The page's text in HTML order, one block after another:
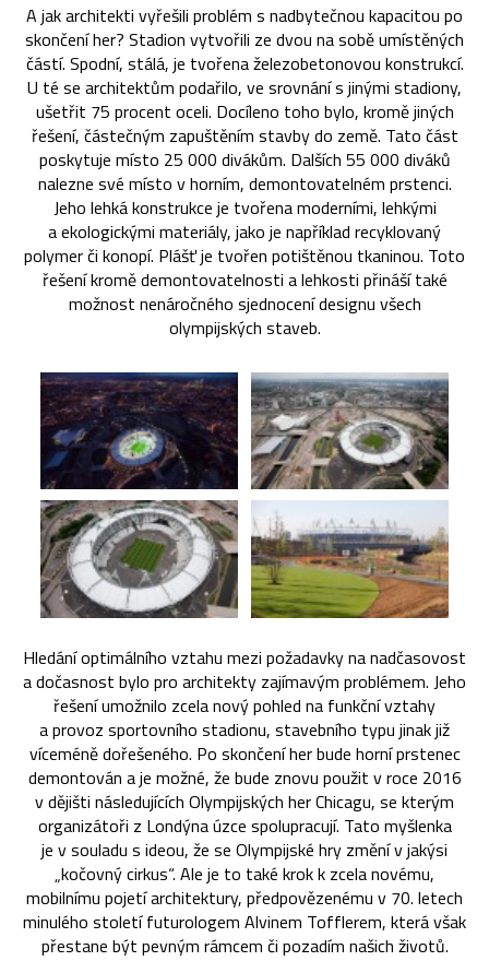
A jak architekti vyřešili problém s nadbytečnou kapacitou po
skončení her? Stadion vytvořili ze dvou na sobě umístěných
částí. Spodní, stálá, je tvořena železobetonovou konstrukcí.
U té se architektům podařilo, ve srovnání s jinými stadiony,
ušetřit 75 procent oceli. Docíleno toho bylo, kromě jiných
řešení, částečným zapuštěním stavby do země. Tato část
poskytuje místo 25 000 divákům. Dalších 55 000 diváků
nalezne své místo v horním, demontovatelném prstenci.
Jeho lehká konstrukce je tvořena moderními, lehkými
a ekologickými materiály, jako je například recyklovaný
polymer či konopí. Plášť je tvořen potištěnou tkaninou. Toto
řešení kromě demontovatelnosti a lehkosti přináší také
možnost nenáročného sjednocení designu všech
olympijských staveb.
Hledání optimálního vztahu mezi požadavky na nadčasovost
a dočasnost bylo pro architekty zajímavým problémem. Jeho
řešení umožnilo zcela nový pohled na funkční vztahy
a provoz sportovního stadionu, stavebního typu jinak již
víceméně dořešeného. Po skončení her bude horní prstenec
demontován a je možné, že bude znovu použit v roce 2016
v dějišti následujících Olympijských her Chicagu, se kterým
organizátoři z Londýna úzce spolupracují. Tato myšlenka
je v souladu s ideou, že se Olympijské hry změní v jakýsi
„kočovný cirkus“. Ale je to také krok k zcela novému,
mobilnímu pojetí architektury, předpovězenému v 70. letech
minulého století futurologem Alvinem Tofflerem, která však
přestane být pevným rámcem či pozadím našich životů.